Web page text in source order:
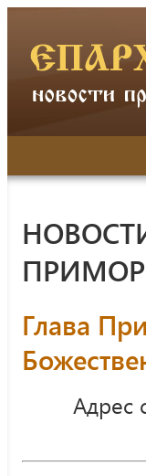
Глава
Адрес